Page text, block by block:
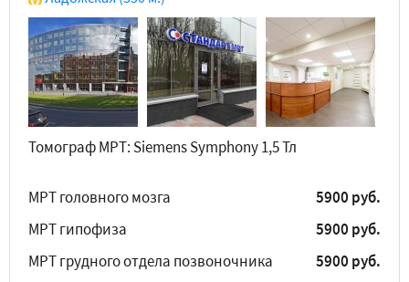
Томограф МРТ: Siemens Symphony 1,5 Тл
МРТ головного мозга
5900 руб.
МРТ гипофиза
5900 руб.
МРТ грудного отдела позвоночника
5900 руб.